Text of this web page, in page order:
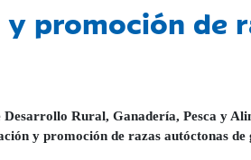
promoción de
Rural, Ganadería, Pesca y
y promoción de razas autóctonas